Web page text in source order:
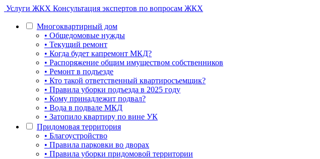
Услуги ЖКХ Консультация экспертов по вопросам ЖКХ
Многоквартирный дом
• Общедомовые нужды
• Текущий ремонт
• Когда будет капремонт МКД?
• Распоряжение общим имуществом собственников
• Ремонт в подъезде
• Кто такой ответственный квартиросъемщик?
• Правила уборки подъезда в 2025 году
• Кому принадлежит подвал?
• Вода в подвале МКД
• Затопило квартиру по вине УК
Придомовая территория
• Благоустройство
• Правила парковки во дворах
• Правила уборки придомовой территории